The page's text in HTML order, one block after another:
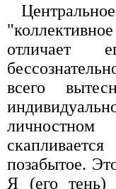
отличает
всего
позабытое.
Я (его тень)